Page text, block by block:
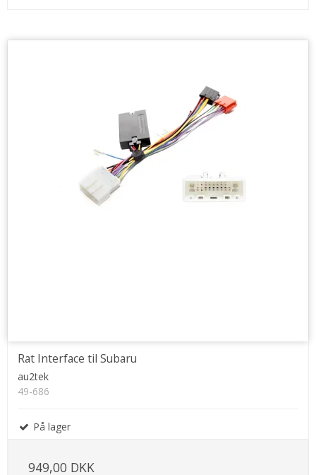
Rat Interface til Subaru
au2tek
49-686
På lager
949,00 DKK